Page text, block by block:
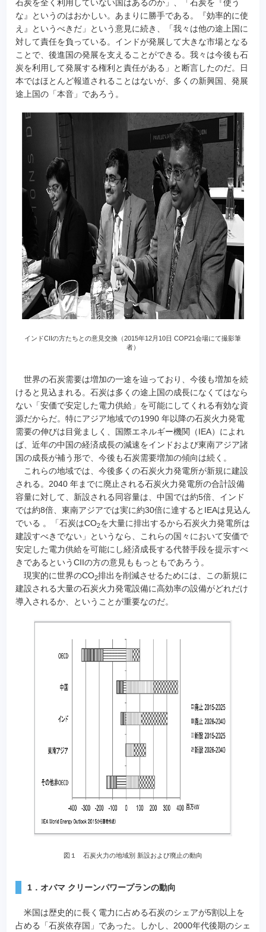
石炭を全く利用していない国はあるのか」、「石炭を『使う
な』というのはおかしい。あまりに勝手である。『効率的に使
え』というべきだ」という意見に続き、「我々は他の途上国に
対して責任を負っている。インドが発展して大きな市場となる
ことで、後進国の発展を支えることができる。我々は今後も石
炭を利用して発展する権利と責任がある」と断言したのだ。日
本ではほとんど報道されることはないが、多くの新興国、発展
途上国の「本音」であろう。
インドCIIの方たちとの意見交換（2015年12月10日 COP21会場にて撮影筆
者）
世界の石炭需要は増加の一途を辿っており、今後も増加を続
けると見込まれる。石炭は多くの途上国の成長になくてはなら
ない「安価で安定した電力供給」を可能にしてくれる有効な資
源だからだ。特にアジア地域での1990 年以降の石炭火力発電
需要の伸びは目覚ましく、国際エネルギー機関（IEA）によれ
ば、近年の中国の経済成長の減速をインドおよび東南アジア諸
国の成長が補う形で、今後も石炭需要増加の傾向は続く。
これらの地域では、今後多くの石炭火力発電所が新規に建設
される。2040 年までに廃止される石炭火力発電所の合計設備
容量に対して、新設される同容量は、中国では約5倍、インド
では約8倍、東南アジアでは実に約30倍に達するとIEAは見込ん
でいる 。「石炭はCO2を大量に排出するから石炭火力発電所は
建設すべきでない」というなら、これらの国々において安価で
安定した電力供給を可能にし経済成長する代替手段を提示すべ
きであるというCIIの方の意見ももっともであろう。
現実的に世界のCO2排出を削減させるためには、この新規に
建設される大量の石炭火力発電設備に高効率の設備がどれだけ
導入されるか、ということが重要なのだ。
図１ 石炭火力の地域別 新設および廃止の動向
1．オバマ クリーンパワープランの動向
米国は歴史的に長く電力に占める石炭のシェアが5割以上を
占める「石炭依存国」であった。しかし、2000年代後期のシェ